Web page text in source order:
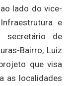
lado do vice-
e
secretário de
Bairro, Luiz
que visa
as localidades